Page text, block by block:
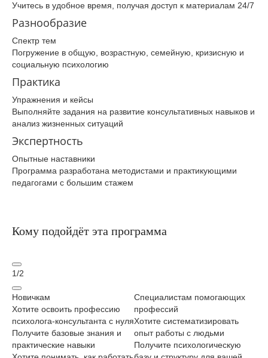
Учитесь в удобное время, получая доступ к материалам 24/7
Разнообразие
Спектр тем
Погружение в общую, возрастную, семейную, кризисную и
социальную психологию
Практика
Упражнения и кейсы
Выполняйте задания на развитие консультативных навыков и
анализ жизненных ситуаций
Экспертность
Опытные наставники
Программа разработана методистами и практикующими
педагогами с большим стажем
Кому подойдёт эта программа
1/2
Новичкам
Хотите освоить профессию
психолога-консультанта с нуля
Получите базовые знания и
практические навыки
Специалистам помогающих
профессий
Хотите систематизировать
опыт работы с людьми
Получите психологическую